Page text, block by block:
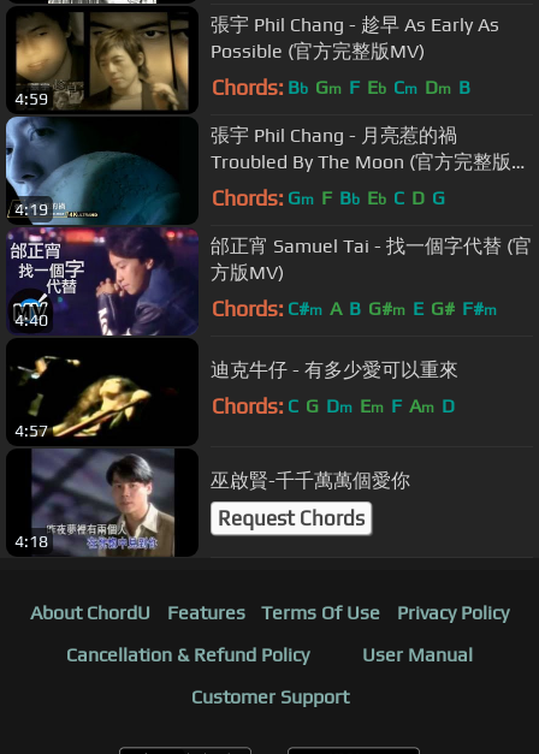
4:59
張宇 Phil Chang - 趁早 As Early As
Possible (官方完整版MV)
Chords: Bb Gm F Eb Cm Dm B
4:19
張宇 Phil Chang - 月亮惹的禍
Troubled By The Moon (官方完整版
MV)
Chords: Gm F Bb Eb C D G
4:40
邰正宵 Samuel Tai - 找一個字代替 (官
方版MV)
Chords: C#m A B G#m E G# F#m
4:57
迪克牛仔 - 有多少愛可以重來
Chords: C G Dm Em F Am D
4:18
巫啟賢-千千萬萬個愛你
Request Chords
About ChordU Features Terms Of Use
Privacy Policy
Cancellation & Refund Policy
User Manual
Customer Support